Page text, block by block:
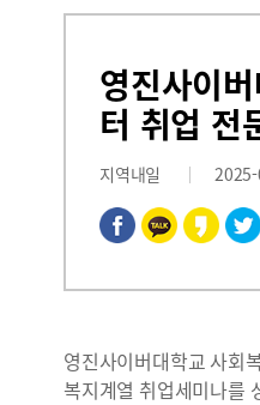
영진사이
터 취업 전
지역내일
영진사이버대학교 사회
복지계열 취업세미나를